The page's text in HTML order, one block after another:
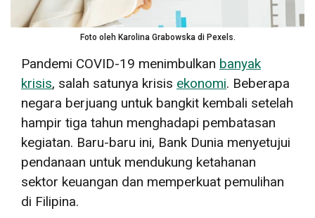
Foto oleh Karolina Grabowska di Pexels.
Pandemi COVID-19 menimbulkan banyak
krisis, salah satunya krisis ekonomi. Beberapa
negara berjuang untuk bangkit kembali setelah
hampir tiga tahun menghadapi pembatasan
kegiatan. Baru-baru ini, Bank Dunia menyetujui
pendanaan untuk mendukung ketahanan
sektor keuangan dan memperkuat pemulihan
di Filipina.